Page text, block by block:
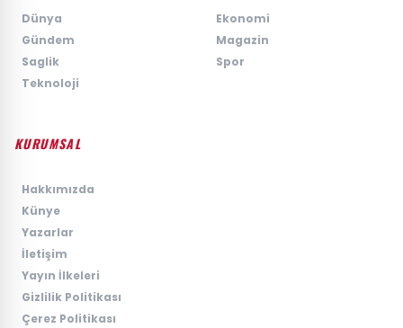
Dünya
Ekonomi
Gündem
Magazin
Saglik
Spor
Teknoloji
KURUMSAL
Hakkımızda
Künye
Yazarlar
İletişim
Yayın İlkeleri
Gizlilik Politikası
Çerez Politikası